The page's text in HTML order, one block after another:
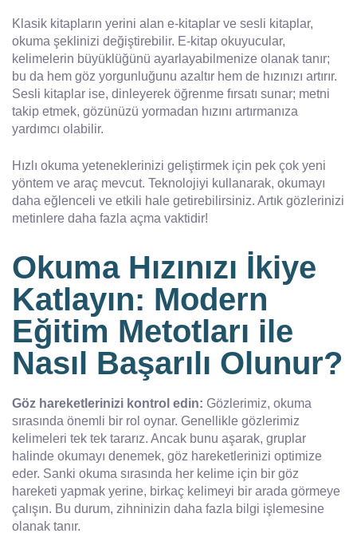
Klasik kitapların yerini alan e-kitaplar ve sesli kitaplar,
okuma şeklinizi değiştirebilir. E-kitap okuyucular,
kelimelerin büyüklüğünü ayarlayabilmenize olanak tanır;
bu da hem göz yorgunluğunu azaltır hem de hızınızı artırır.
Sesli kitaplar ise, dinleyerek öğrenme fırsatı sunar; metni
takip etmek, gözünüzü yormadan hızını artırmanıza
yardımcı olabilir.
Hızlı okuma yeteneklerinizi geliştirmek için pek çok yeni
yöntem ve araç mevcut. Teknolojiyi kullanarak, okumayı
daha eğlenceli ve etkili hale getirebilirsiniz. Artık gözlerinizi
metinlere daha fazla açma vaktidir!
Okuma Hızınızı İkiye
Katlayın: Modern
Eğitim Metotları ile
Nasıl Başarılı Olunur?
Göz hareketlerinizi kontrol edin: Gözlerimiz, okuma
sırasında önemli bir rol oynar. Genellikle gözlerimiz
kelimeleri tek tek tararız. Ancak bunu aşarak, gruplar
halinde okumayı denemek, göz hareketlerinizi optimize
eder. Sanki okuma sırasında her kelime için bir göz
hareketi yapmak yerine, birkaç kelimeyi bir arada görmeye
çalışın. Bu durum, zihninizin daha fazla bilgi işlemesine
olanak tanır.